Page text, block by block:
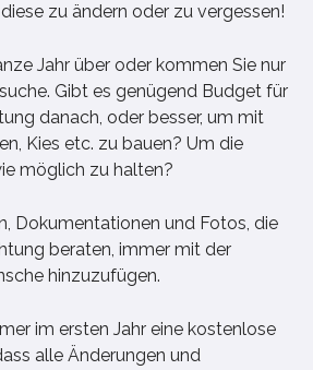
zu ändern oder zu vergessen!
Jahr über oder kommen Sie nur
Gibt es genügend Budget für
danach, oder besser, um mit
Kies etc. zu bauen? Um die
möglich zu halten?
Dokumentationen und Fotos, die
beraten, immer mit der
hinzuzufügen.
im ersten Jahr eine kostenlose
alle Änderungen und